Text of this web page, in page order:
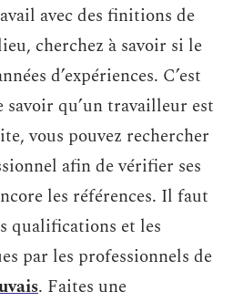
avec des finitions de
cherchez à savoir si le
d’expériences. C’est
qu’un travailleur est
vous pouvez rechercher
afin de vérifier ses
les références. Il faut
qualifications et les
par les professionnels de
. Faites une